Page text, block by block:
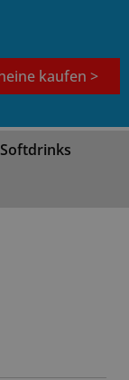
kaufen >
Softdrinks